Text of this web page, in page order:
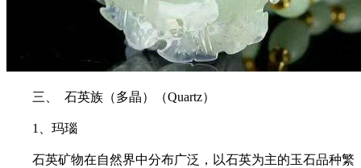
三、 石英族（多晶）（Quartz）
1、玛瑙
石英矿物在自然界中分布广泛，以石英为主的玉石品种繁